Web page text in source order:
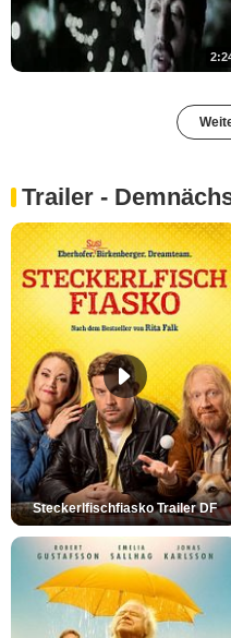
Trailer -
Steckerlfischfiasko Trailer DF